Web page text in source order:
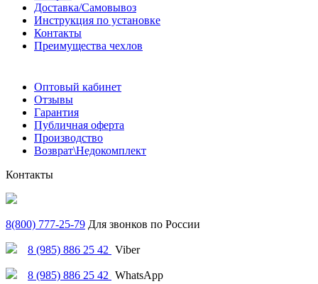
Доставка/Самовывоз
Инструкция по установке
Контакты
Преимущества чехлов
Оптовый кабинет
Отзывы
Гарантия
Публичная оферта
Производство
Возврат\Недокомплект
Контакты
8(800) 777-25-79 Для звонков по России
8 (985) 886 25 42 Viber
8 (985) 886 25 42 WhatsApp